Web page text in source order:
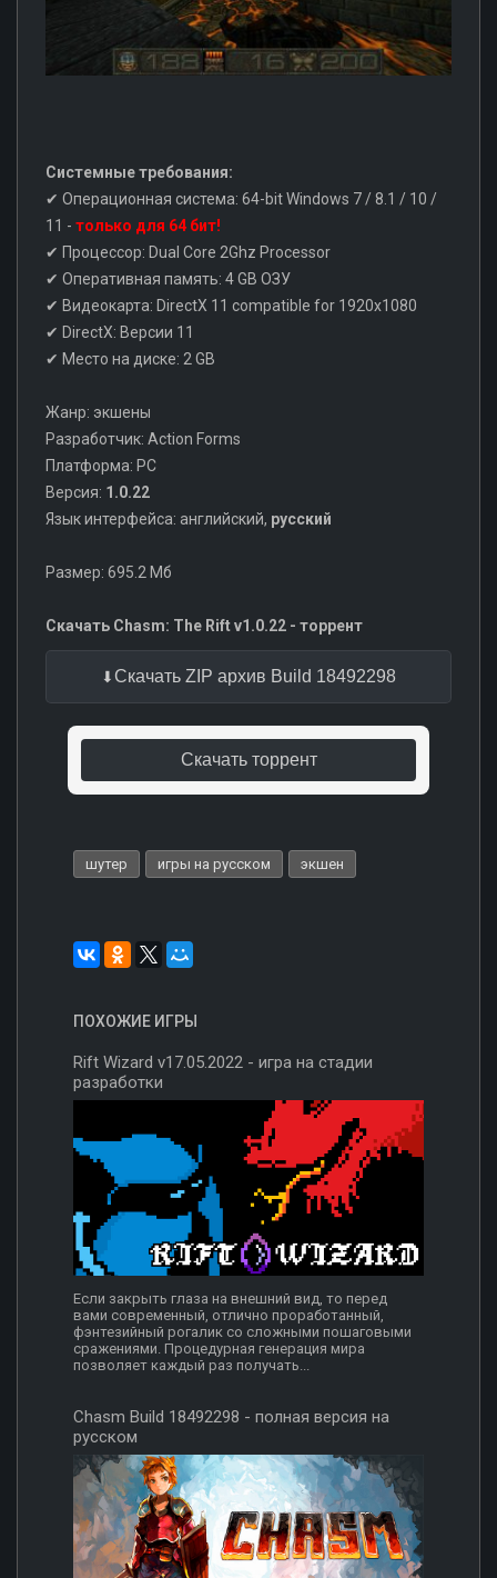
Системные требования:
✔ Операционная система: 64-bit Windows 7 / 8.1 / 10 /
11 - только для 64 бит!
✔ Процессор: Dual Core 2Ghz Processor
✔ Оперативная память: 4 GB ОЗУ
✔ Видеокарта: DirectX 11 compatible for 1920x1080
✔ DirectX: Версии 11
✔ Место на диске: 2 GB
Жанр: экшены
Разработчик: Action Forms
Платформа: PC
Версия: 1.0.22
Язык интерфейса: английский, русский
Размер: 695.2 Мб
Скачать Chasm: The Rift v1.0.22 - торрент
Скачать ZIP архив Build 18492298
Скачать торрент
шутер игры на русском экшен
ПОХОЖИЕ ИГРЫ
Rift Wizard v17.05.2022 - игра на стадии
разработки
Если закрыть глаза на внешний вид, то перед
вами современный, отлично проработанный,
фэнтезийный рогалик со сложными пошаговыми
сражениями. Процедурная генерация мира
позволяет каждый раз получать...
Chasm Build 18492298 - полная версия на
русском